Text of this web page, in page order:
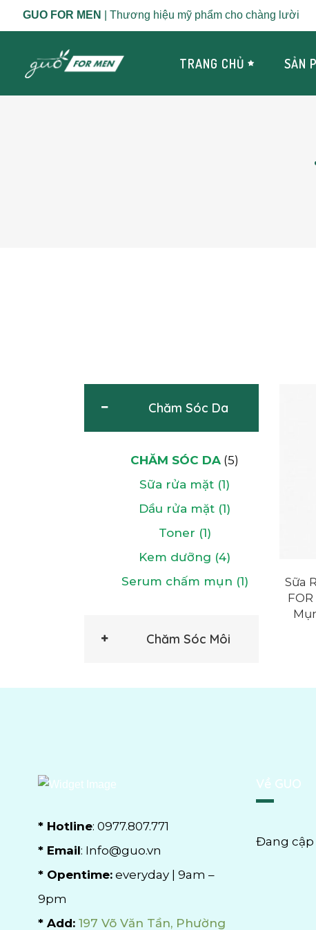
GUO FOR MEN | Thương hiệu mỹ phẩm cho chàng lười
TRANG CHỦ SẢN
Da
Chăm Sóc Da
CHĂM SÓC DA (5)
Sữa rửa mặt (1)
Dầu rửa mặt (1)
Toner (1)
Kem dưỡng (4)
Serum chấm mụn (1)
Chăm Sóc Môi
Sữa
* Hotline: 0977.807.771
* Email: Info@guo.vn
* Opentime: everyday | 9am –
9pm
* Add: 197 Võ Văn Tần, Phường
Về GUO
Đang